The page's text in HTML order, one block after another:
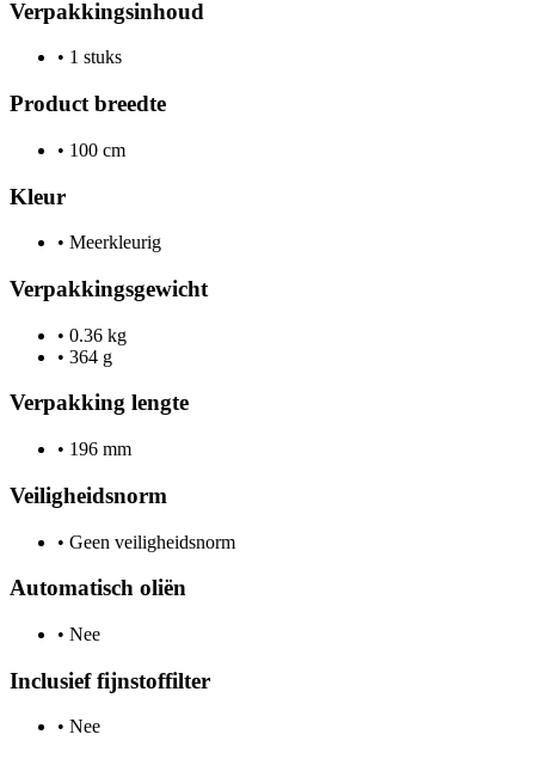
Verpakkingsinhoud
• 1 stuks
Product breedte
• 100 cm
Kleur
• Meerkleurig
Verpakkingsgewicht
• 0.36 kg
• 364 g
Verpakking lengte
• 196 mm
Veiligheidsnorm
• Geen veiligheidsnorm
Automatisch oliën
• Nee
Inclusief fijnstoffilter
• Nee